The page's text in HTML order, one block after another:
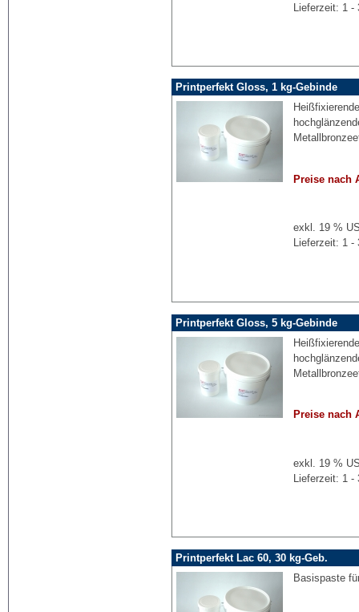
Lieferzeit: 1 -
Printperfekt Gloss, 1 kg-Gebinde
Preise nach
exkl. 19 %
Lieferzeit: 1 -
Printperfekt Gloss, 5 kg-Gebinde
Preise nach
exkl. 19 %
Lieferzeit: 1
Printperfekt Lac 60, 30 kg-Geb.
Basispaste